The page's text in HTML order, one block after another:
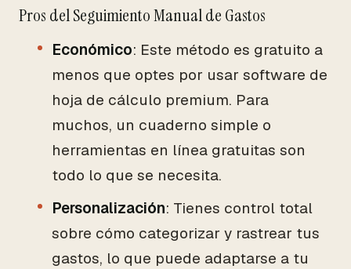
Pros del Seguimiento Manual de Gastos
Económico: Este método es gratuito a
menos que optes por usar software de
hoja de cálculo premium. Para
muchos, un cuaderno simple o
herramientas en línea gratuitas son
todo lo que se necesita.
Personalización: Tienes control total
sobre cómo categorizar y rastrear tus
gastos, lo que puede adaptarse a tu